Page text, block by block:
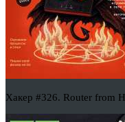
Хакер #326. Router from